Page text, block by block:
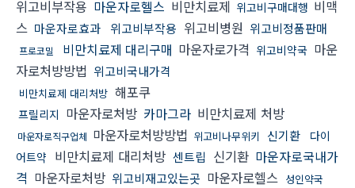
위고비부작용 마운자로헬스 비만치료제 위고비구매대행 비맥
스 마운자로효과 위고비부작용 위고비병원 위고비정품판매
프로코밀 비만치료제 대리구매 마운자로가격 위고비약국 마운
자로처방방법 위고비국내가격
비만치료제 대리처방 해포쿠
프릴리지 마운자로처방 카마그라 비만치료제 처방
마운자로직구업체 마운자로처방방법 위고비나무위키 신기환
다이
어트약 비만치료제 대리처방 센트립 신기환 마운자로국내가
격 마운자로처방 위고비재고있는곳 마운자로헬스 성인약국